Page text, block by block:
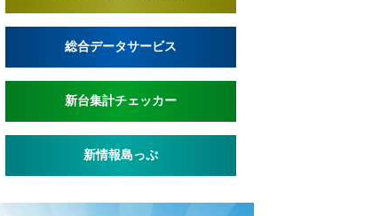
総合データサービス
新台集計チェッカー
新情報島っぷ